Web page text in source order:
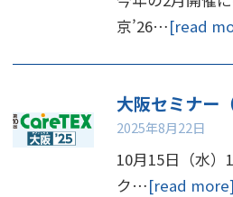
京’26…[read
大阪セミナー
2025年8月22日
10月15日（水）
ク…[read more]